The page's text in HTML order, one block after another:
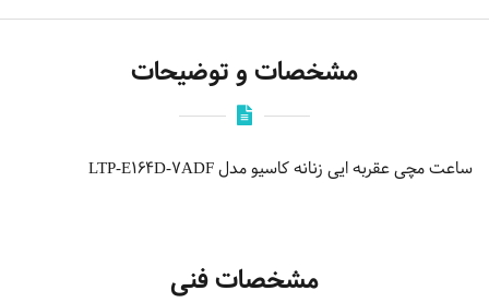
مشخصات و توضیحات
ساعت مچی عقربه ایی زنانه کاسیو مدل LTP-E164D-7ADF
مشخصات فنی